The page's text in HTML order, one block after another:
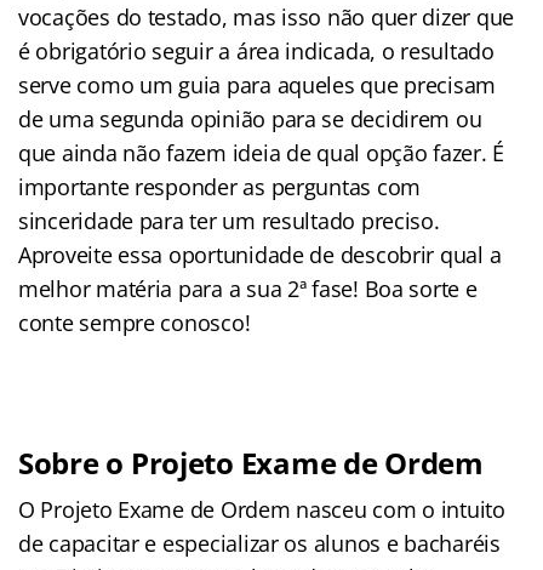
vocações do testado, mas isso não quer dizer que
é obrigatório seguir a área indicada, o resultado
serve como um guia para aqueles que precisam
de uma segunda opinião para se decidirem ou
que ainda não fazem ideia de qual opção fazer. É
importante responder as perguntas com
sinceridade para ter um resultado preciso.
Aproveite essa oportunidade de descobrir qual a
melhor matéria para a sua 2ª fase! Boa sorte e
conte sempre conosco!
Sobre o Projeto Exame de Ordem
O Projeto Exame de Ordem nasceu com o intuito
de capacitar e especializar os alunos e bacharéis